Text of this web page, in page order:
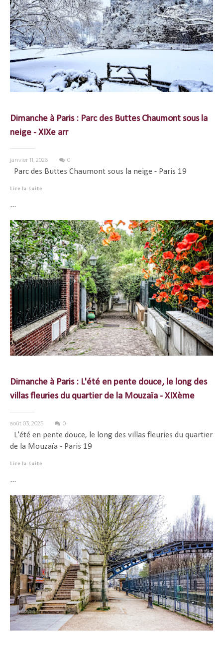
Dimanche à Paris : Parc des Buttes Chaumont sous la
neige - XIXe arr
janvier 11, 2026 0
Parc des Buttes Chaumont sous la neige - Paris 19
Lire la suite
...
Dimanche à Paris : L'été en pente douce, le long des
villas fleuries du quartier de la Mouzaïa - XIXème
août 03, 2025 0
L'été en pente douce, le long des villas fleuries du quartier
de la Mouzaïa - Paris 19
Lire la suite
...